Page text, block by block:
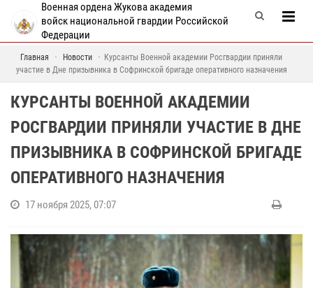
Военная ордена Жукова академия
войск национальной гвардии Российской
Федерации
Главная Новости
Курсанты Военной академии Росгвардии приняли
участие в Дне призывника в Софринской бригаде оперативного назначения
КУРСАНТЫ ВОЕННОЙ АКАДЕМИИ
РОСГВАРДИИ ПРИНЯЛИ УЧАСТИЕ В ДНЕ
ПРИЗЫВНИКА В СОФРИНСКОЙ БРИГАДЕ
ОПЕРАТИВНОГО НАЗНАЧЕНИЯ
17 ноября 2025, 07:07